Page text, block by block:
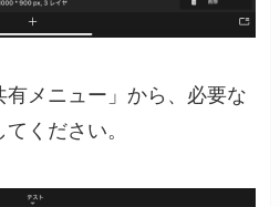
メニュー」から、必要な
ください。